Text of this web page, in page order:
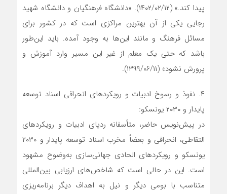
پیدا کند.» (۱۴۰۲/۰۲/۱۲). «دانشگاه فرهنگیان و دانشگاه شهید
رجایی یکی از آن بهترین مراکزی است که در کشور برای
مسائل فرهنگ و مانند این‌ها به وجود آمده. باید این‌طور
باشد که حتی یک معلم از غیر این مسیر وارد آموزش و
پرورش نشود» (۱۳۹۹/۰۶/۱۱).
۴. نفوذ و رسوخ ادبیات و رویکردهای انحرافی اسناد توسعه
پایدار و ۲۰۳۰ یونسکو:
در پیش‌نویس حاضر، متأسفانه ردپای ادبیات و رویکردهای
التقاطی، انحرافی و بعضاً مخرب اسناد توسعه پایدار و ۲۰۳۰
یونسکو و رویکردهای الحادی جهانی‌سازی به‌وضوح مشهود
است. این در حالی است که شاخص‌های ارزیابی بین‌المللی
متناسب با بومی دیگر و نیل به اهداف دیگر برنامه‌ریزی